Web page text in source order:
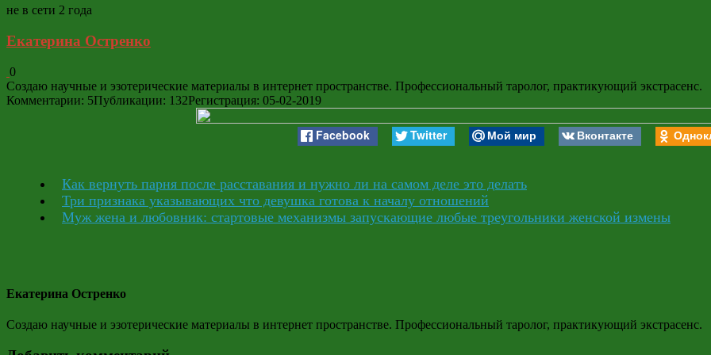
не в сети 2 года
Екатерина Остренко
0
Создаю научные и эзотерические материалы в интернет пространстве. Профессиональный таролог, практикующий экстрасенс.
Комментарии: 5Публикации: 132Регистрация: 05-02-2019
Facebook Twitter Мой мир Вконтакте
Как вернуть парня после расставания и нужно ли на самом деле это делать
Три признака указывающих что девушка готова к началу отношений
Муж жена и любовник: стартовые механизмы запускающие любые треугольники женской измены
Екатерина Остренко
Создаю научные и эзотерические материалы в интернет пространстве. Профессиональный таролог, практикующий экстрасенс.